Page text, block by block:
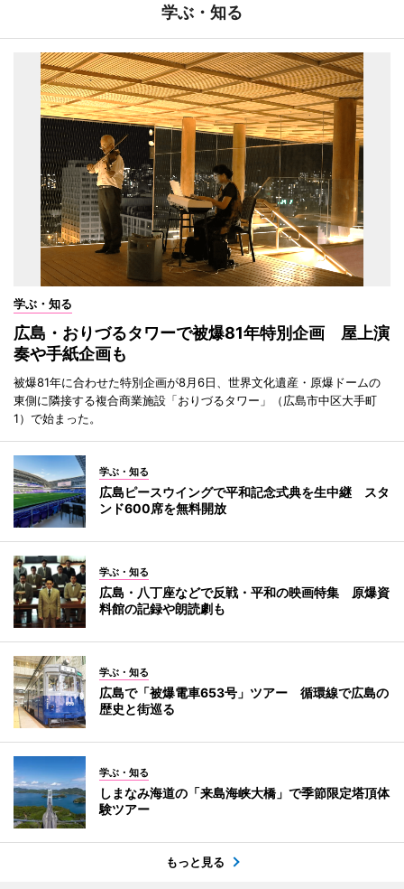
学ぶ・知る
学ぶ・知る
広島・おりづるタワーで被爆81年特別企画 屋上演
奏や手紙企画も
被爆81年に合わせた特別企画が8月6日、世界文化遺産・原爆ドームの
東側に隣接する複合商業施設「おりづるタワー」（広島市中区大手町
1）で始まった。
学ぶ・知る
広島ピースウイングで平和記念式典を生中継 スタ
ンド600席を無料開放
学ぶ・知る
広島・八丁座などで反戦・平和の映画特集 原爆資
料館の記録や朗読劇も
学ぶ・知る
広島で「被爆電車653号」ツアー 循環線で広島の
歴史と街巡る
学ぶ・知る
しまなみ海道の「来島海峡大橋」で季節限定塔頂体
験ツアー
もっと見る